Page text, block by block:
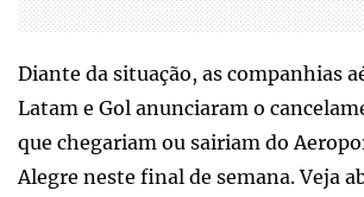
Diante da situação, as companhias
Latam e Gol anunciaram o
que chegariam ou sairiam do
Alegre neste final de semana. Veja